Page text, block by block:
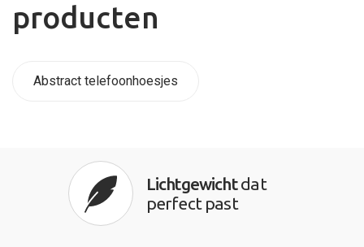
producten
Abstract telefoonhoesjes
Lichtgewichtdat
perfect past